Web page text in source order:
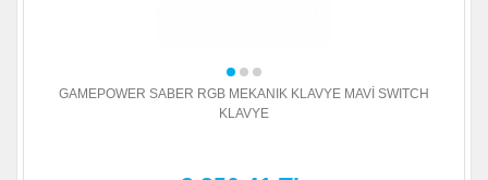
GAMEPOWER SABER RGB MEKANIK KLAVYE MAVİ SWITCH
KLAVYE